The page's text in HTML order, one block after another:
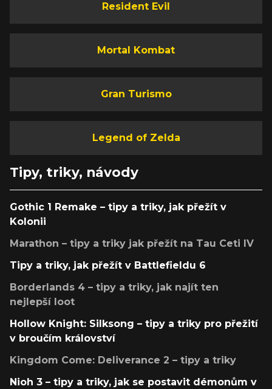
Resident Evil
Mortal Kombat
Gran Turismo
Legend of Zelda
Tipy, triky, návody
Gothic 1 Remake – tipy a triky, jak přežít v
Kolonii
Marathon – tipy a triky jak přežít na Tau Ceti IV
Tipy a triky, jak přežít v Battlefieldu 6
Borderlands 4 – tipy a triky, jak najít ten
nejlepší loot
Hollow Knight: Silksong – tipy a triky pro přežití
v broučím království
Kingdom Come: Deliverance 2 – tipy a triky
Nioh 3 – tipy a triky, jak se postavit démonům v